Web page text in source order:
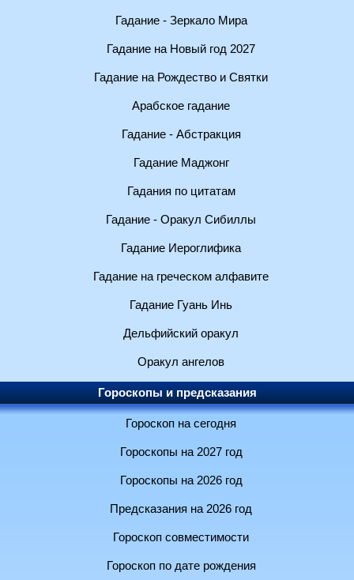
Гадание - Зеркало Мира
Гадание на Новый год 2027
Гадание на Рождество и Святки
Арабское гадание
Гадание - Абстракция
Гадание Маджонг
Гадания по цитатам
Гадание - Оракул Сибиллы
Гадание Иероглифика
Гадание на греческом алфавите
Гадание Гуань Инь
Дельфийский оракул
Оракул ангелов
Гороскопы и предсказания
Гороскоп на сегодня
Гороскопы на 2027 год
Гороскопы на 2026 год
Предсказания на 2026 год
Гороскоп совместимости
Гороскоп по дате рождения